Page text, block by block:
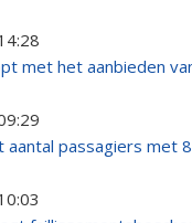
met het aanbieden
aantal passagiers met